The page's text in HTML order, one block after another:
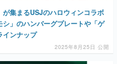
集まるUSJのハロウィンコラボ
」のハンバーグプレートや「ゲ
インナップ
2025年8月25日 公開